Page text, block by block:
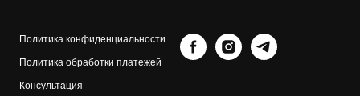
Политика конфиденциальности
Политика обработки платежей
Консультация